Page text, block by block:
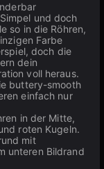
und doch
so in die Röhren,
Farbe
doch die
dein
voll heraus.
buttery-smooth
einfach nur
in der Mitte,
roten Kugeln.
mit
unteren Bildrand